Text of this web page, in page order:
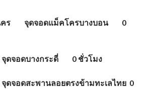
นคร จุดจอดแม็คโครบางบอน 0
ดจอดบางกระดี่ 0 ชั่วโมง
จอดสะพานลอยตรงข้ามทะเลไทย 0